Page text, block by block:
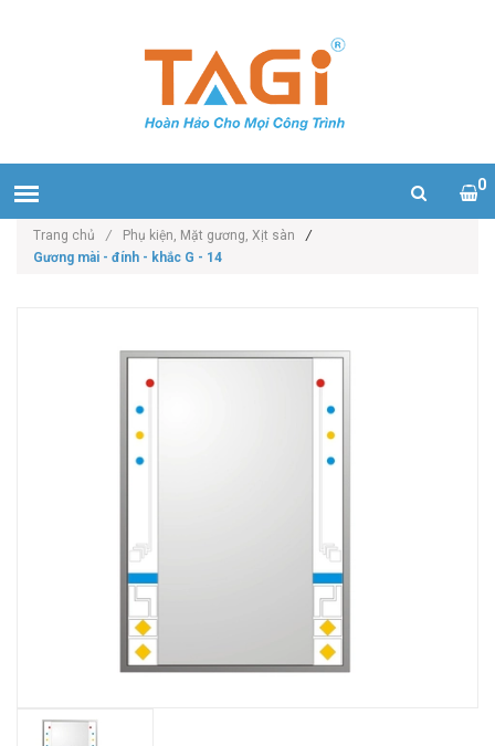
0
Trang chủ / Phụ kiện, Mặt gương, Xịt sàn
/
Gương mài - đính - khắc G - 14